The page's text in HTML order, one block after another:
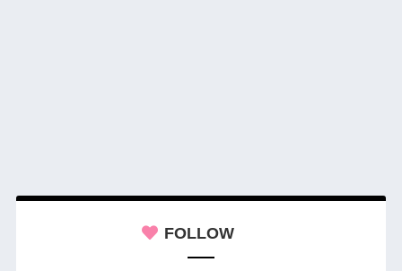
FOLLOW